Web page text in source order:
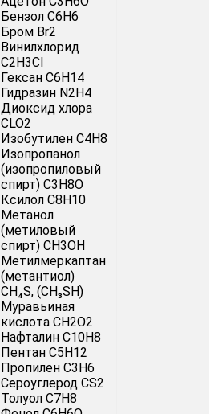
Бензол C6H6
Бром Br2
Винилхлорид
C2H3Cl
Гексан C6H14
Гидразин N2H4
Диоксид хлора
CLO2
Изобутилен C4H8
Изопропанол
(изопропиловый
спирт) C3H8O
Ксилол C8H10
Метанол
(метиловый
спирт) CH3OH
Метилмеркаптан
(метантиол)
CH₄S, (CH₃SH)
Муравьиная
кислота CH2O2
Нафталин C10H8
Пентан C5H12
Пропилен C3H6
Сероуглерод CS2
Толуол C7H8